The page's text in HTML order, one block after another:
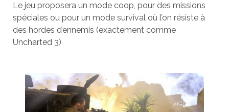
Le jeu proposera un mode coop, pour des missions
spéciales ou pour un mode survival où l’on résiste à
des hordes d’ennemis (exactement comme
Uncharted 3)